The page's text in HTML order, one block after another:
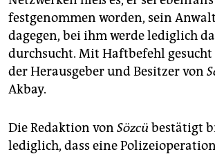
festgenommen worden, sein
dagegen, bei ihm werde lediglich
durchsucht. Mit Haftbefehl
der Herausgeber und Besitzer von
Akbay.
Die Redaktion von Sözcübestätigt
lediglich, dass eine